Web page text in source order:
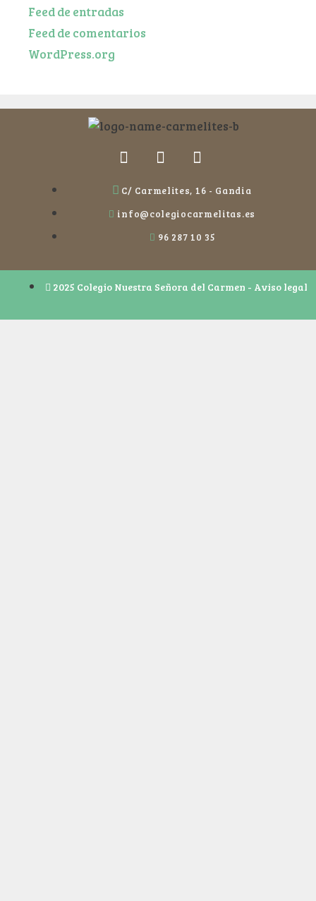
Feed de entradas
Feed de comentarios
WordPress.org
C/ Carmelites, 16 - Gandia
info@colegiocarmelitas.es
96 287 10 35
2025 Colegio Nuestra Señora del Carmen - Aviso legal